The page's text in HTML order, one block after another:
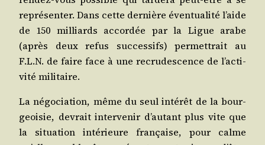
repré­sen­ter. Dans cette der­nière éven­tua­li­té l’aide
de 150 mil­liards accor­dée par la Ligue arabe
(après deux refus suc­ces­sifs) per­met­trait au
F.L.N. de faire face à une recru­des­cence de l’ac­ti­
vi­té militaire.
La négo­cia­tion, même du seul inté­rêt de la bour­
geoi­sie, devrait inter­ve­nir d’au­tant plus vite que
la situa­tion inté­rieure fran­çaise, pour calme